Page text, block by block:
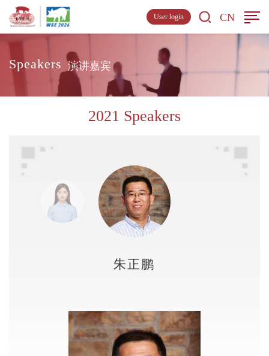
CN
User login
Speakers 演讲嘉宾
2021 Speakers
朱正鹏